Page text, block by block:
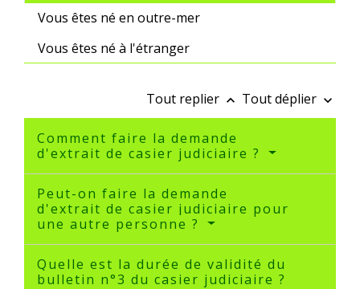
Vous êtes né en outre-mer
Vous êtes né à l'étranger
Tout replier keyboard_arrow_up Tout déplier keyboard_arrow_down
Comment faire la demande
d'extrait de casier judiciaire ?
Peut-on faire la demande
d'extrait de casier judiciaire pour
une autre personne ?
Quelle est la durée de validité du
bulletin n°3 du casier judiciaire ?